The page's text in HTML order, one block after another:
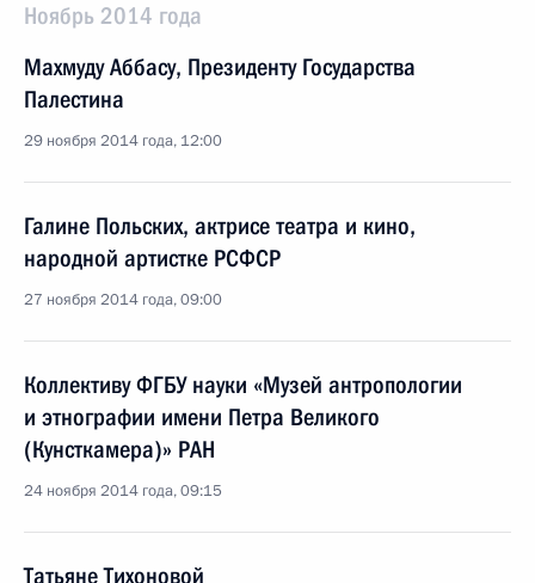
Ноябрь 2014 года
Махмуду Аббасу, Президенту Государства
Палестина
29 ноября 2014 года, 12:00
Галине Польских, актрисе театра и кино,
народной артистке РСФСР
27 ноября 2014 года, 09:00
Коллективу ФГБУ науки «Музей антропологии
и этнографии имени Петра Великого
(Кунсткамера)» РАН
24 ноября 2014 года, 09:15
Татьяне Тихоновой